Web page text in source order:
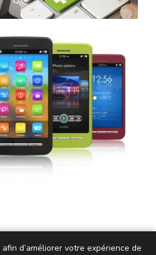
d’améliorer votre expérience de